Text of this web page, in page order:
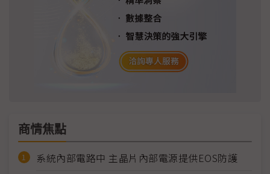
商情焦點
系統內部電路中 主晶片內部電源提供EOS防護